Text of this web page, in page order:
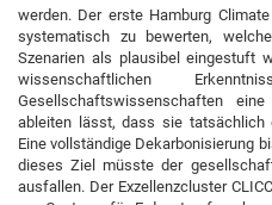
werden. Der erste Hamburg
systematisch zu bewerten,
Szenarien als plausibel eingestuft
wissenschaftlichen
Gesellschaftswissenschaften
ableiten lässt, dass sie tatsächlich
Eine vollständige Dekarbonisierung
dieses Ziel müsste der
ausfallen. Der Exzellenzcluster